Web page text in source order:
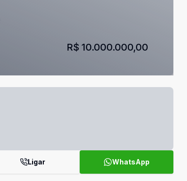
R$ 10.000.000,00
Ligar WhatsApp